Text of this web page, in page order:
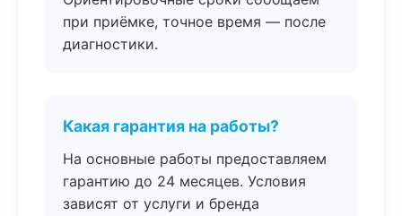
при приёмке, точное время — после
диагностики.
Какая гарантия на работы?
На основные работы предоставляем
гарантию до 24 месяцев. Условия
зависят от услуги и бренда